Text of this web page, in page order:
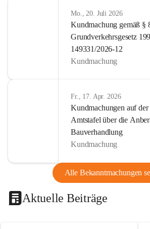
Mo., 20. Juli 2026
Kundmachung gemäß §
Grundverkehrsgesetz
149331/2026-12
Kundmachung
Fr., 17. Apr. 2026
Kundmachungen auf der
Amtstafel über die
Bauverhandlung
Kundmachung
Alle Bekanntmachungen
Aktuelle Beiträge